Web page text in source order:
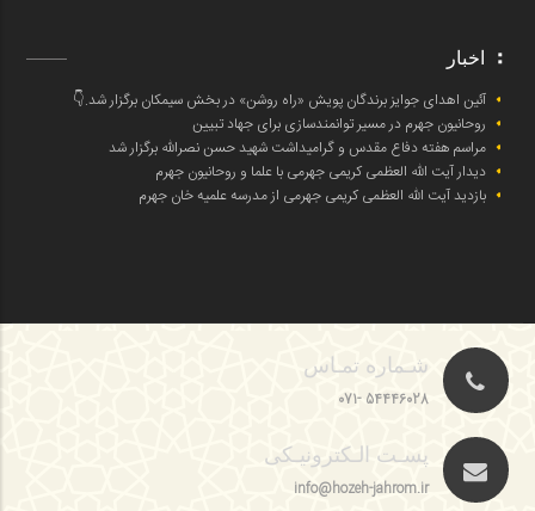
اخبار
آئین اهدای جوایز برندگان پویش «راه روشن» در بخش سیمکان برگزار شد.👇
روحانیون جهرم در مسیر توانمندسازی برای جهاد تبیین
مراسم هفته دفاع مقدس و گرامیداشت شهید حسن نصرالله برگزار شد
دیدار آیت الله العظمی کریمی جهرمی با علما و روحانیون جهرم
بازدید آیت الله العظمی کریمی جهرمی از مدرسه علمیه خان جهرم
شـماره تمـاس
54446028 -071
پسـت الـکترونیـکی
info@hozeh-jahrom.ir